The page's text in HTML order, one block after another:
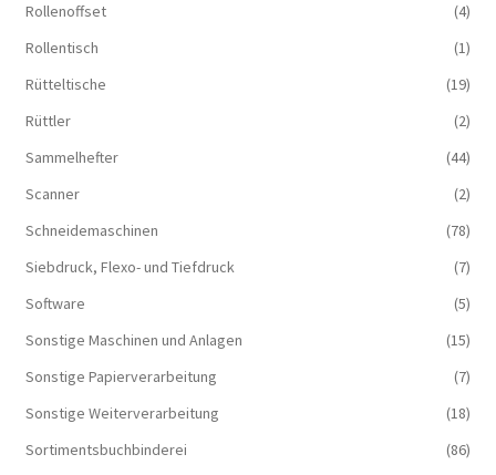
Rollenoffset
(4)
Rollentisch
(1)
Rütteltische
(19)
Rüttler
(2)
Sammelhefter
(44)
Scanner
(2)
Schneidemaschinen
(78)
Siebdruck, Flexo- und Tiefdruck
(7)
Software
(5)
Sonstige Maschinen und Anlagen
(15)
Sonstige Papierverarbeitung
(7)
Sonstige Weiterverarbeitung
(18)
Sortimentsbuchbinderei
(86)